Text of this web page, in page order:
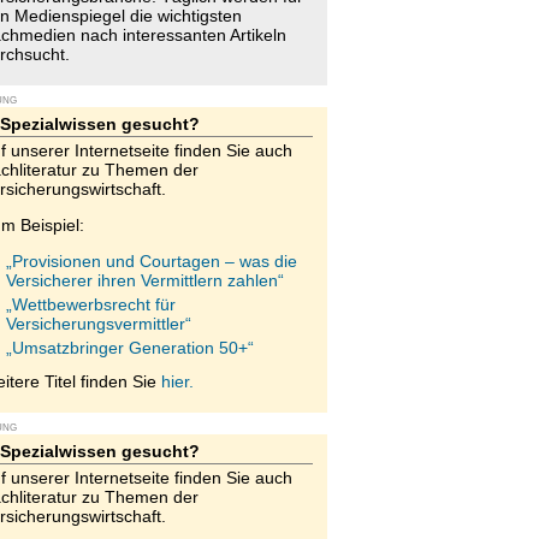
Medienspiegel die wichtigsten
nach interessanten Artikeln
Spezialwissen gesucht?
unserer Internetseite finden Sie auch
zu Themen der
Beispiel:
„Provisionen und Courtagen – was die
Versicherer ihren Vermittlern zahlen“
„Wettbewerbsrecht für
Versicherungsvermittler“
„Umsatzbringer Generation 50+“
Titel finden Sie hier.
Spezialwissen gesucht?
unserer Internetseite finden Sie auch
zu Themen der